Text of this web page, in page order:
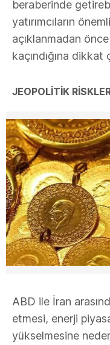
beraberinde
yatırımcıların
açıklanmadan
kaçındığına dikkat
JEOPOLİTİK
ABD ile İran
etmesi, enerji
yükselmesine